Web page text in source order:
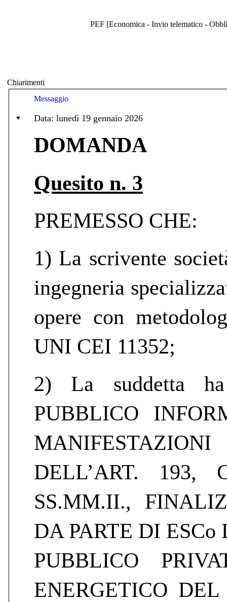
PEF [Economica - Invio telematico -
Chiarimenti
Messaggio
Data: lunedì 19 gennaio 2026
DOMANDA
Quesito n. 3
PREMESSO CHE:
1) La scrivente
ingegneria
opere con
UNI CEI 11352;
2) La suddetta
PUBBLICO
DELL’ART. 193,
SS.MM.II.,
DA PARTE DI ESCo
PUBBLICO
ENERGETICO